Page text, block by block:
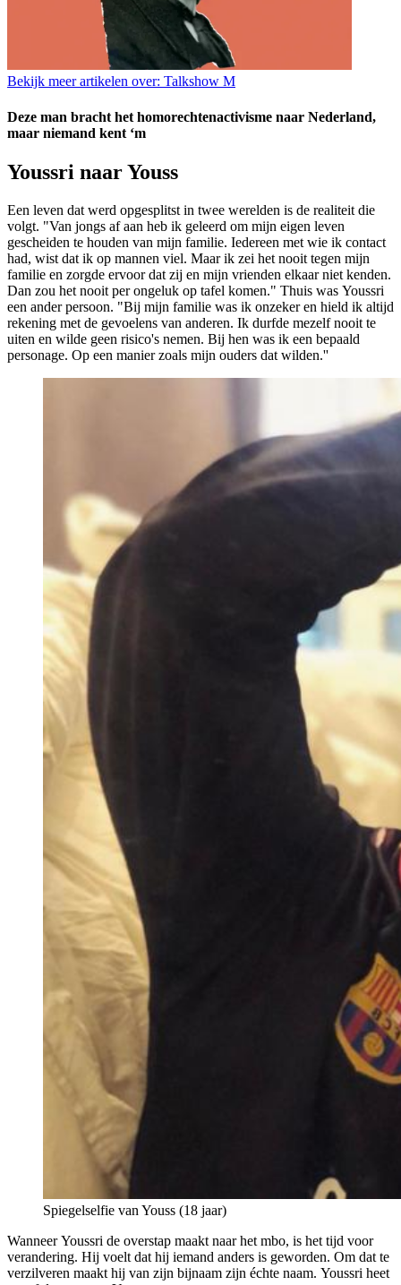
Bekijk meer artikelen over: Talkshow M
Deze man bracht het homorechtenactivisme naar Nederland,
maar niemand kent ‘m
Youssri naar Youss
Een leven dat werd opgesplitst in twee werelden is de realiteit die
volgt. "Van jongs af aan heb ik geleerd om mijn eigen leven
gescheiden te houden van mijn familie. Iedereen met wie ik contact
had, wist dat ik op mannen viel. Maar ik zei het nooit tegen mijn
familie en zorgde ervoor dat zij en mijn vrienden elkaar niet kenden.
Dan zou het nooit per ongeluk op tafel komen." Thuis was Youssri
een ander persoon. "Bij mijn familie was ik onzeker en hield ik altijd
rekening met de gevoelens van anderen. Ik durfde mezelf nooit te
uiten en wilde geen risico's nemen. Bij hen was ik een bepaald
personage. Op een manier zoals mijn ouders dat wilden.''
Spiegelselfie van Youss (18 jaar)
Wanneer Youssri de overstap maakt naar het mbo, is het tijd voor
verandering. Hij voelt dat hij iemand anders is geworden. Om dat te
verzilveren maakt hij van zijn bijnaam zijn échte naam. Youssri heet